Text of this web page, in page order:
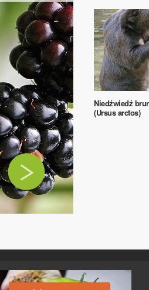
Niedźwiedź
(Ursus arctos)